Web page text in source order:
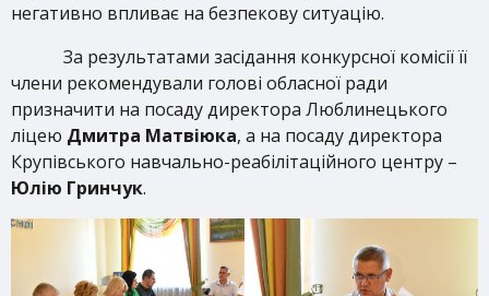
негативно впливає на безпекову ситуацію.
За результатами засідання конкурсної комісії її
члени рекомендували голові обласної ради
призначити на посаду директора Люблинецького
ліцею Дмитра Матвіюка, а на посаду директора
Крупівського навчально-реабілітаційного центру –
Юлію Гринчук.